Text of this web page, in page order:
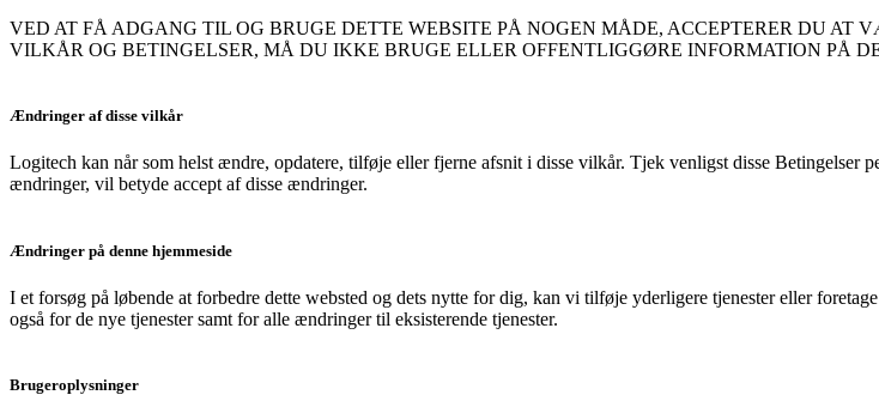
VED AT FÅ ADGANG TIL OG BRUGE DETTE WEBSITE PÅ NOGEN MÅDE, ACCEPTERER DU AT
VILKÅR OG BETINGELSER, MÅ DU IKKE BRUGE ELLER OFFENTLIGGØRE INFORMATION PÅ
Ændringer af disse vilkår
Logitech kan når som helst ændre, opdatere, tilføje eller fjerne afsnit i disse vilkår. Tjek venligst disse
ændringer, vil betyde accept af disse ændringer.
Ændringer på denne hjemmeside
I et forsøg på løbende at forbedre dette websted og dets nytte for dig, kan vi tilføje yderligere tjenester eller
også for de nye tjenester samt for alle ændringer til eksisterende tjenester.
Brugeroplysninger